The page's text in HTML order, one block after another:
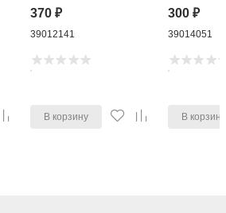
370₽
39012141
В корзину
300₽
39014051
В корзину